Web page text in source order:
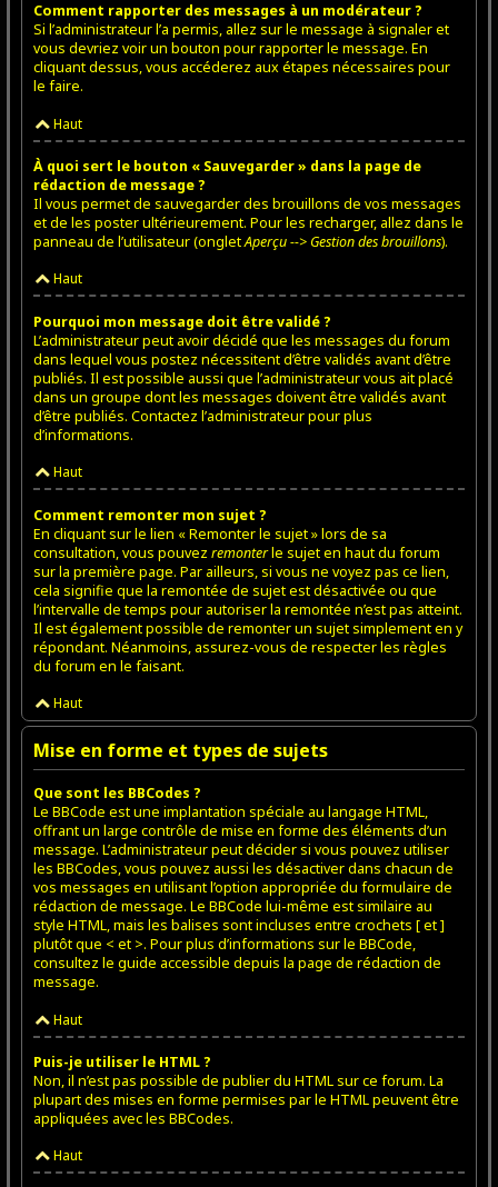
Comment rapporter des messages à un modérateur ?
Si l’administrateur l’a permis, allez sur le message à signaler et
vous devriez voir un bouton pour rapporter le message. En
cliquant dessus, vous accéderez aux étapes nécessaires pour
le faire.
Haut
À quoi sert le bouton « Sauvegarder » dans la page de
rédaction de message ?
Il vous permet de sauvegarder des brouillons de vos messages
et de les poster ultérieurement. Pour les recharger, allez dans le
panneau de l’utilisateur (ongletAperçu --> Gestion des brouillons).
Haut
Pourquoi mon message doit être validé ?
L’administrateur peut avoir décidé que les messages du forum
dans lequel vous postez nécessitent d’être validés avant d’être
publiés. Il est possible aussi que l’administrateur vous ait placé
dans un groupe dont les messages doivent être validés avant
d’être publiés. Contactez l’administrateur pour plus
d’informations.
Haut
Comment remonter mon sujet ?
En cliquant sur le lien « Remonter le sujet » lors de sa
consultation, vous pouvez remonterle sujet en haut du forum
sur la première page. Par ailleurs, si vous ne voyez pas ce lien,
cela signifie que la remontée de sujet est désactivée ou que
l’intervalle de temps pour autoriser la remontée n’est pas atteint.
Il est également possible de remonter un sujet simplement en y
répondant. Néanmoins, assurez-vous de respecter les règles
du forum en le faisant.
Haut
Mise en forme et types de sujets
Que sont les BBCodes ?
Le BBCode est une implantation spéciale au langage HTML,
offrant un large contrôle de mise en forme des éléments d’un
message. L’administrateur peut décider si vous pouvez utiliser
les BBCodes, vous pouvez aussi les désactiver dans chacun de
vos messages en utilisant l’option appropriée du formulaire de
rédaction de message. Le BBCode lui-même est similaire au
style HTML, mais les balises sont incluses entre crochets [ et ]
plutôt que < et >. Pour plus d’informations sur le BBCode,
consultez le guide accessible depuis la page de rédaction de
message.
Haut
Puis-je utiliser le HTML ?
Non, il n’est pas possible de publier du HTML sur ce forum. La
plupart des mises en forme permises par le HTML peuvent être
appliquées avec les BBCodes.
Haut